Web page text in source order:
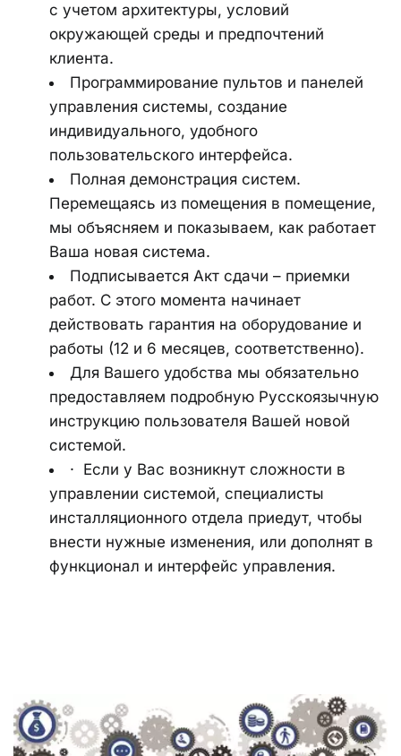
с учетом архитектуры, условий
окружающей среды и предпочтений
клиента.
Программирование пультов и панелей
управления системы, создание
индивидуального, удобного
пользовательского интерфейса.
Полная демонстрация систем.
Перемещаясь из помещения в помещение,
мы объясняем и показываем, как работает
Ваша новая система.
Подписывается Акт сдачи – приемки
работ. С этого момента начинает
действовать гарантия на оборудование и
работы (12 и 6 месяцев, соответственно).
Для Вашего удобства мы обязательно
предоставляем подробную Русскоязычную
инструкцию пользователя Вашей новой
системой.
·  Если у Вас возникнут сложности в
управлении системой, специалисты
инсталляционного отдела приедут, чтобы
внести нужные изменения, или дополнят в
функционал и интерфейс управления.